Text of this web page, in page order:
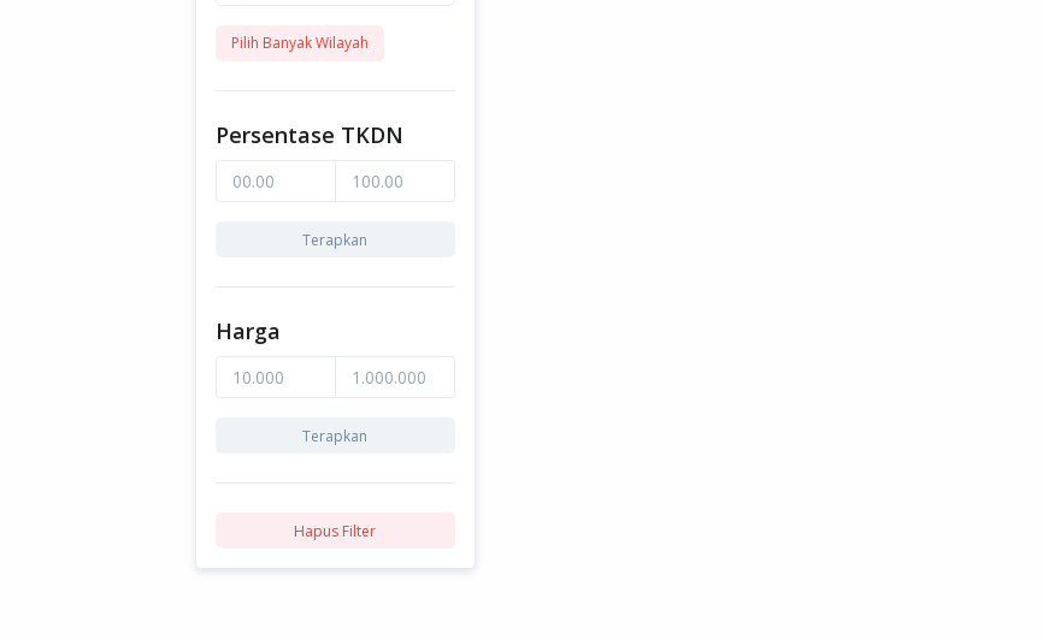
Pilih Banyak Wilayah
Persentase TKDN
Terapkan
Harga
Terapkan
Hapus Filter